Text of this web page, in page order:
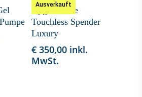
Ausverkauft
Weiterlesen
Hygiene Fee
Touchless Spender
Luxury
€ 350,00 inkl.
MwSt.